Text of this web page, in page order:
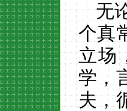
无
个真
立场
学，
夫，